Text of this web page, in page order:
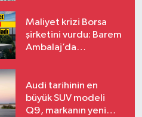
Maliyet krizi Borsa
şirketini vurdu: Barem
Ambalaj’da
Audi tarihinin en
büyük SUV modeli
Q9, markanın yeni